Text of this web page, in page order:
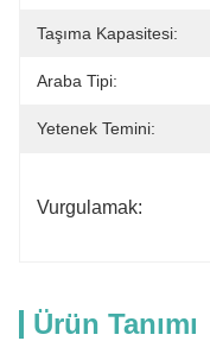
Taşıma Kapasitesi:
Araba Tipi:
Yetenek Temini:
Vurgulamak:
Ürün Tanımı